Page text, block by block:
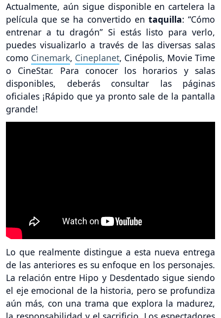
Actualmente, aún sigue disponible en cartelera la
película que se ha convertido en taquilla: “Cómo
entrenar a tu dragón” Si estás listo para verlo,
puedes visualizarlo a través de las diversas salas
como Cinemark, Cineplanet, Cinépolis, Movie Time
o CineStar. Para conocer los horarios y salas
disponibles, deberás consultar las páginas
oficiales ¡Rápido que ya pronto sale de la pantalla
grande!
Lo que realmente distingue a esta nueva entrega
de las anteriores es su enfoque en los personajes.
La relación entre Hipo y Desdentado sigue siendo
el eje emocional de la historia, pero se profundiza
aún más, con una trama que explora la madurez,